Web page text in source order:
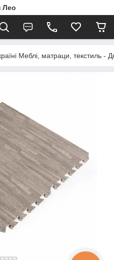
Лео
Меблі, матраци, текстиль -